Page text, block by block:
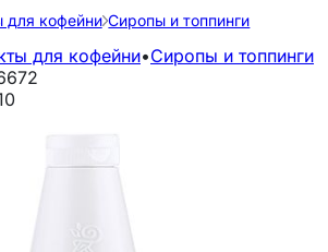
для кофейни Сиропы и топпинги
для кофейни•Сиропы и топпинги